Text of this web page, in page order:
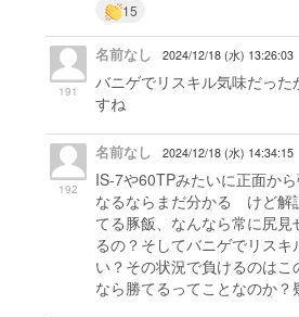
15
191
名前なし 2024/12/18 (水) 13:26:03
バニゲでリスキル気味だった
すね
192
名前なし 2024/12/18 (水) 14:34:15
IS-7や60TPみたいに正面か
なるならまだ分かる けど解
てる豚飯、なんなら常に尻
るの？そしてバニゲでリス
い？その状況で負けるのは
なら勝てるってことなのか？